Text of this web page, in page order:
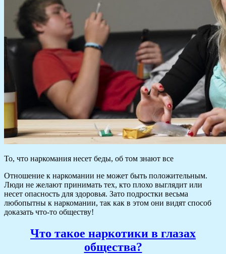
То, что наркомания несет беды, об том знают все
Отношение к наркомании не может быть положительным.
Люди не желают принимать тех, кто плохо выглядит или
несет опасность для здоровья. Зато подростки весьма
любопытны к наркомании, так как в этом они видят способ
доказать что-то обществу!
Что такое наркотики в глазах
общества?